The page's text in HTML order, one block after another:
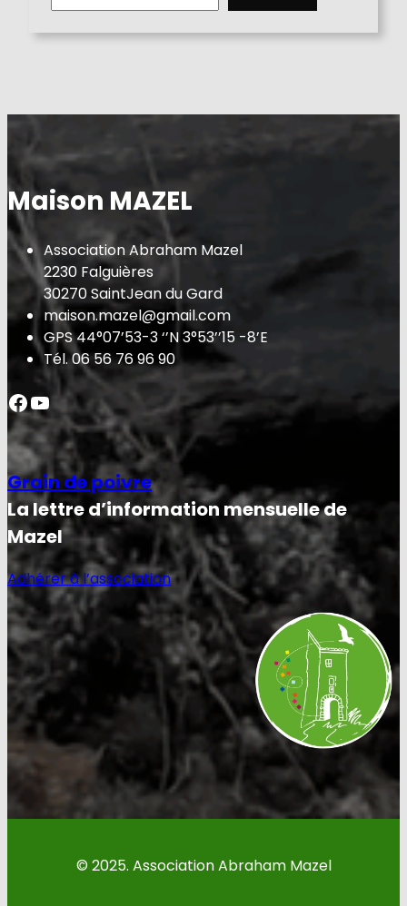
Maison MAZEL
Association Abraham Mazel
2230 Falguières
30270 SaintJean du Gard
maison.mazel@gmail.com
GPS 44°07’53-3 ‘’N 3°53’’15 -8’E
Tél. 06 56 76 96 90
Facebook YouTube
Grain de poivre
La lettre d’information mensuelle de
Mazel
Adhérer à l’association
© 2025. Association Abraham Mazel